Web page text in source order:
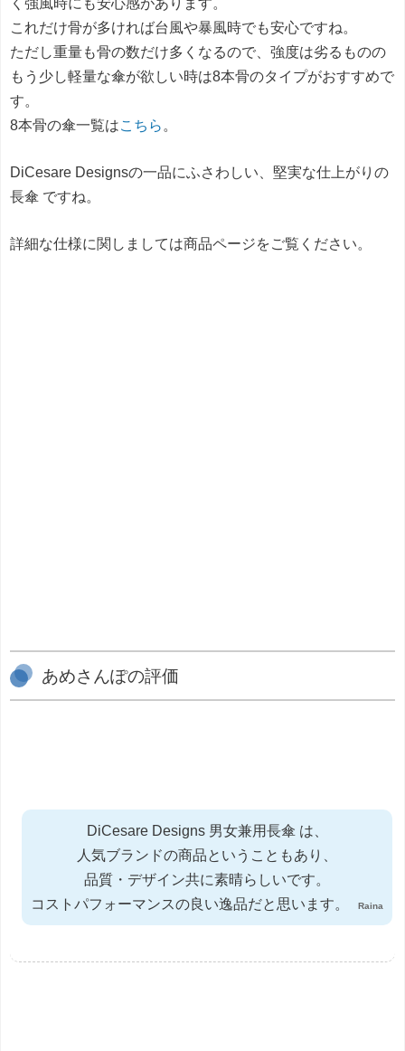
これだけ骨が多ければ台風や暴風時でも安心ですね。
ただし重量も骨の数だけ多くなるので、強度は劣るものの
もう少し軽量な傘が欲しい時は8本骨のタイプがおすすめで
す。
8本骨の傘一覧はこちら 。
DiCesare Designsの一品にふさわしい、堅実な仕上がりの
長傘 ですね。
詳細な仕様に関しましては商品ページをご覧ください。
あめさんぽの評価
DiCesare Designs 男女兼用長傘 は、
人気ブランドの商品ということもあり、
品質・デザイン共に素晴らしいです。
コストパフォーマンスの良い逸品だと思います。
Raina